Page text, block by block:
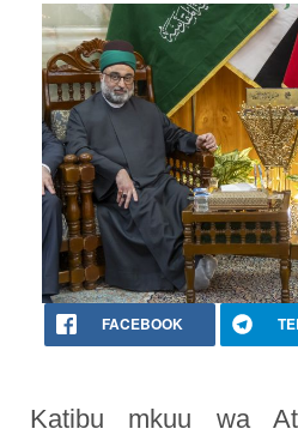
FACEBOOK
Katibu mkuu wa